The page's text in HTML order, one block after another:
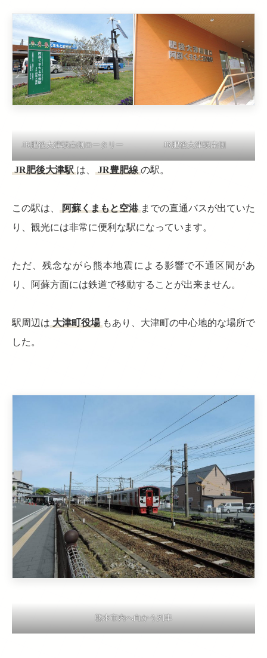
JR肥後大津駅南側ロータリー JR肥後大津駅南側
JR肥後大津駅 は、 JR豊肥線 の駅。
この駅は、 阿蘇くまもと空港 までの直通バスが出ていた
り、観光には非常に便利な駅になっています。
ただ、残念ながら熊本地震による影響で不通区間があ
り、阿蘇方面には鉄道で移動することが出来ません。
駅周辺は 大津町役場 もあり、大津町の中心地的な場所で
した。
熊本市内へ向かう列車